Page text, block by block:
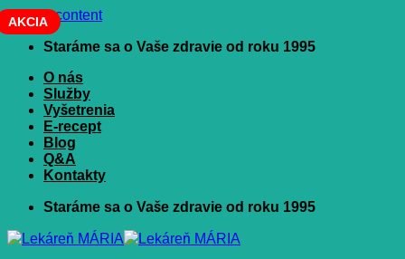
Skip to content
Staráme sa o Vaše zdravie od roku 1995
O nás
Služby
Vyšetrenia
E-recept
Blog
Q&A
Kontakty
Staráme sa o Vaše zdravie od roku 1995
AKCIA